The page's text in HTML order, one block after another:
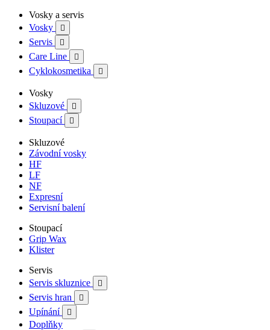
Vosky a servis
Vosky

Servis 
Care Line 
Cyklokosmetika 
Vosky
Skluzové

Stoupací 
Skluzové
Závodní vosky
HF
LF
NF
Expresní
Servisní balení
Stoupací
Grip Wax
Klister
Servis
Servis skluznice

Servis hran 
Upínání 
Doplňky